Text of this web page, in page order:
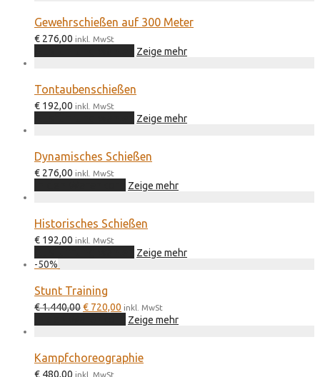
auf
der
gewählt
mehrere
Varianten
Die
der
gewählt
Gewehrschießen auf 300 Meter
€ 276,00 inkl. MwSt
Dieses
Produkt
Varianten
Die
auf
der
gewählt
Zeige mehr
Tontaubenschießen
€ 192,00 inkl. MwSt
Dieses
Produkt
mehrere
Varianten
Die
auf
der
gewählt
Zeige mehr
Dynamisches Schießen
€ 276,00 inkl. MwSt
Zeige mehr
Historisches Schießen
€ 192,00 inkl. MwSt
Dieses
Produkt
auf.
Die
auf
der
Zeige mehr
-50%
Stunt Training
€1.440,00Ursprünglicher
war:
€ 720,00 Aktueller
Preis
ist:
inkl. MwSt
Zeige mehr
Kampfchoreographie
€ 480,00 inkl. MwSt